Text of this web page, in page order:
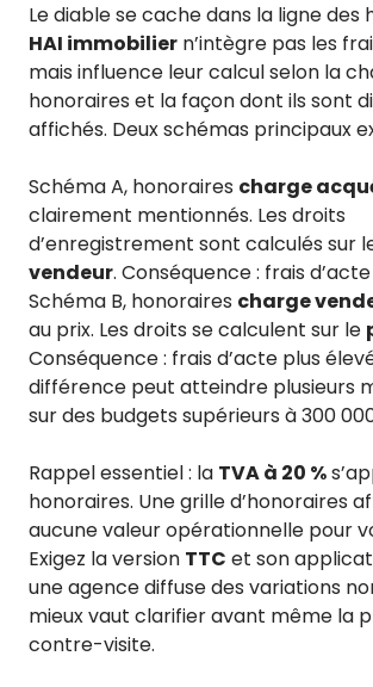
Le diable se cache dans la ligne des
HAI immobilier n’intègre pas les
mais influence leur calcul selon la
honoraires et la façon dont ils sont
affichés. Deux schémas principaux
Schéma A, honoraires charge
clairement mentionnés. Les droits
d’enregistrement sont calculés sur
vendeur. Conséquence : frais
Schéma B, honoraires charge
au prix. Les droits se calculent sur le
Conséquence : frais d’acte plus
différence peut atteindre plusieurs
sur des budgets supérieurs à 300
Rappel essentiel : la TVA à 20 %
honoraires. Une grille d’honoraires
aucune valeur opérationnelle pour
Exigez la version TTC et son
une agence diffuse des variations
mieux vaut clarifier avant même la
contre-visite.